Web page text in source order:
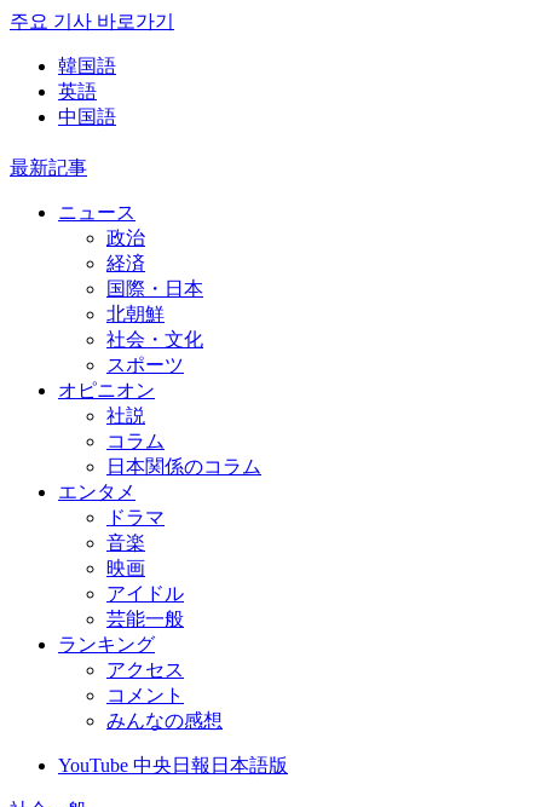
주요 기사 바로가기
韓国語
英語
中国語
最新記事
ニュース
政治
経済
国際・日本
北朝鮮
社会・文化
スポーツ
オピニオン
社説
コラム
日本関係のコラム
エンタメ
ドラマ
音楽
映画
アイドル
芸能一般
ランキング
アクセス
コメント
みんなの感想
YouTube 中央日報日本語版